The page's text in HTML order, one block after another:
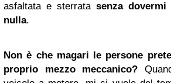
asfaltata e sterrata senza
nulla.
Non è che magari le persone
proprio mezzo meccanico?